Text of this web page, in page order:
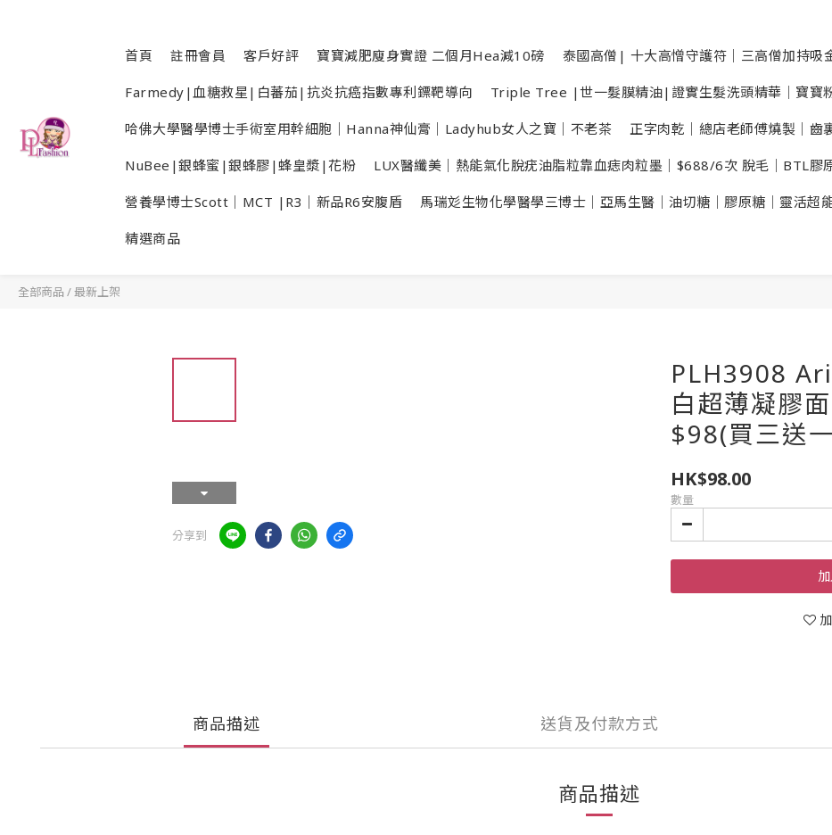
首頁 註冊會員 客戶好評 寶寶減肥廋身實證 二個月Hea減10磅 泰國高僧| 十大高憎守護符｜三高僧加持吸
Farmedy|血糖救星|白蕃茄|抗炎抗癌指數專利鏢靶導向 Triple Tree |世一髮膜精油|證實生髮洗頭精華｜寶寶
哈佛大學醫學博士手術室用幹細胞｜Hanna神仙膏｜Ladyhub女人之寶｜不老茶 正字肉乾｜總店老師傅燒製｜齒
NuBee|銀蜂蜜|銀蜂膠|蜂皇漿|花粉 LUX醫纖美｜熱能氣化脫疣油脂粒靠血痣肉粒墨｜$688/6次 脫毛｜BTL膠
營養學博士Scott｜MCT |R3｜新品R6安腹盾 馬瑞彣生物化學醫學三博士｜亞馬生醫｜油切糖｜膠原糖｜靈活超
精選商品
全部商品 /最新上架
分享到
PLH3908
白超薄凝膠
$98(買三送
HK$98.00
數量
商品描述 送貨及付款方式
商品描述